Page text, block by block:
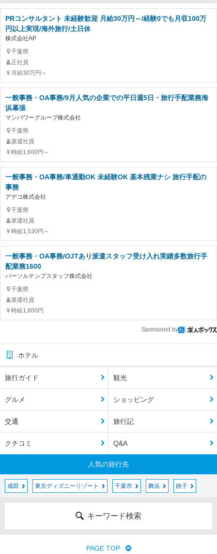
PRコンサルタント 未経験歓迎 月給30万円～/経験0でも月収100万
円以上実現/海外旅行/土日休
株式会社AP
千葉県
正社員
月給30万円～
一般事務・OA事務/9月人気の企業での平日週5日・旅行手配業務海
浜幕張
マンパワーグループ株式会社
千葉県
派遣社員
時給1,600円～
一般事務・OA事務/車通勤OK 未経験OK 基本残業ナシ 旅行手配の
事務
アデコ株式会社
千葉県
派遣社員
時給1,530円～
一般事務・OA事務/OJTあり派遣スタッフ受け入れ実績多数旅行手
配業務1600
パーソルテンプスタッフ株式会社
千葉県
派遣社員
時給1,600円
Sponsored by
ホテル
旅行ガイド 観光
グルメ ショッピング
交通 旅行記
クチコミ Q&A
人気の旅行先
成田 東京ディズニーリゾート 千葉市 舞浜 銚子
キーワード検索
PAGE TOP